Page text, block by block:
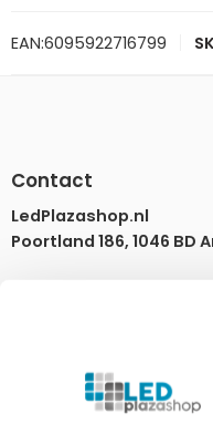
EAN:6095922716799
Contact
LedPlazashop.nl
Poortland 186, 1046 BD
Ledplazashop.nl is